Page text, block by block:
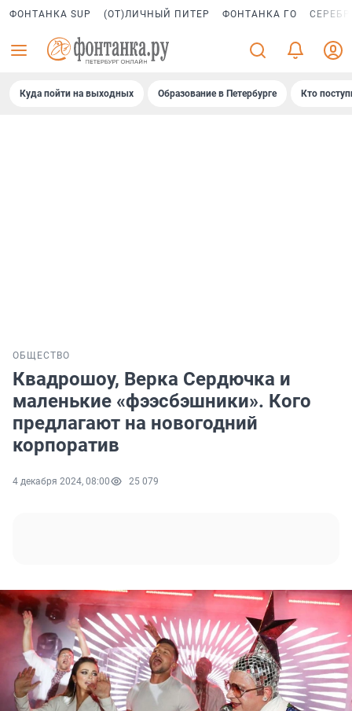
ФОНТАНКА SUP (ОТ)ЛИЧНЫЙ ПИТЕР ФОНТАНКА ГО
Куда пойти на выходных Образование в Петербурге Кто
ОБЩЕСТВО
Квадрошоу, Верка Сердючка и
маленькие «фээсбэшники». Кого
предлагают на новогодний
корпоратив
4 декабря 2024, 08:00 25 079